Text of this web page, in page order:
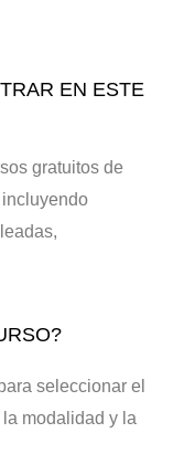
EN ESTE
gratuitos de
seleccionar el
modalidad y la